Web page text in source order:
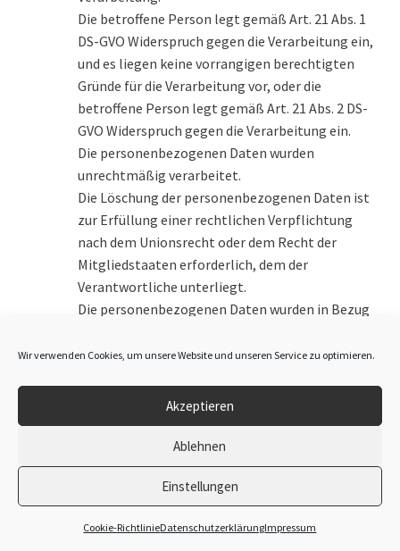
Wir verwenden Cookies, um unsere Website und unseren Service zu optimieren.
Akzeptieren
Ablehnen
Einstellungen
Cookie-RichtlinieDatenschutzerklärungImpressum
Die betroffene Person legt gemäß Art. 21 Abs. 1
DS-GVO Widerspruch gegen die Verarbeitung ein,
und es liegen keine vorrangigen berechtigten
Gründe für die Verarbeitung vor, oder die
betroffene Person legt gemäß Art. 21 Abs. 2 DS-
GVO Widerspruch gegen die Verarbeitung ein.
Die personenbezogenen Daten wurden
unrechtmäßig verarbeitet.
Die Löschung der personenbezogenen Daten ist
zur Erfüllung einer rechtlichen Verpflichtung
nach dem Unionsrecht oder dem Recht der
Mitgliedstaaten erforderlich, dem der
Verantwortliche unterliegt.
Die personenbezogenen Daten wurden in Bezug
Informationsgesellschaft gemäß Art. 8 Abs. 1 DS-
Sofern einer der oben genannten Gründe zutrifft
personenbezogenen Daten, die bei der OWL
Booking gespeichert sind, veranlassen möchte,
kann sie sich hierzu jederzeit an einen Mitarbeiter
des für die Verarbeitung Verantwortlichen wenden.
Der Mitarbeiter der OWL Booking wird veranlassen,
0